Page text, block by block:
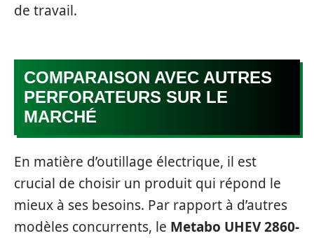
de travail.
COMPARAISON AVEC AUTRES
PERFORATEURS SUR LE
MARCHÉ
En matière d’outillage électrique, il est
crucial de choisir un produit qui répond le
mieux à ses besoins. Par rapport à d’autres
modèles concurrents, le Metabo UHEV 2860-